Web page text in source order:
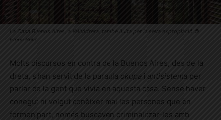
La Casa Buenos Aires, a Vallvidrera, també lluita per la seva expropiació ©
Elena Bulet
Molts discursos en contra de la Buenos Aires, des de la
dreta, s’han servit de la paraula okupa i antisistema per
parlar de la gent que vivia en aquesta casa. Sense haver
conegut ni volgut conèixer mai les persones que en
formen part, només buscaven criminalitzar-les amb